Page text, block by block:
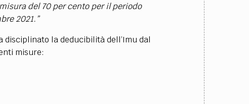
del 70 per cento per il periodo
2021.”
la deducibilità dell’Imu dal
misure: